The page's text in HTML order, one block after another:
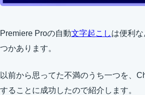
Premiere Proの自動文字起こしは便利な
つかあります。
以前から思ってた不満のうち一つを、
することに成功したので紹介します。